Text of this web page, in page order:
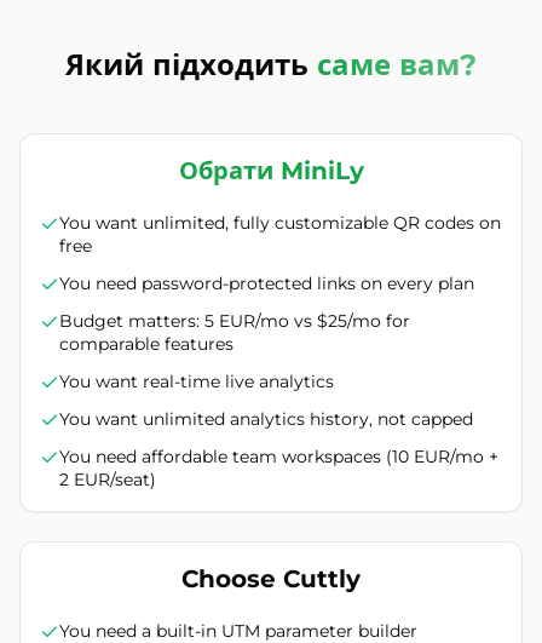
Який підходить саме вам?
Обрати MiniLy
You want unlimited, fully customizable QR codes on
free
You need password-protected links on every plan
Budget matters: 5 EUR/mo vs $25/mo for
comparable features
You want real-time live analytics
You want unlimited analytics history, not capped
You need affordable team workspaces (10 EUR/mo +
2 EUR/seat)
Choose Cuttly
You need a built-in UTM parameter builder